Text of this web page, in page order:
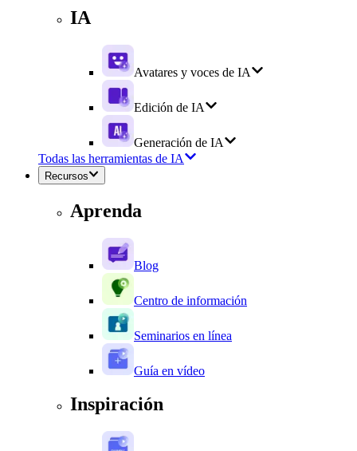
IA
Avatares y voces de IA
Edición de IA
Generación de IA
Todas las herramientas de IA
Recursos
Aprenda
Blog
Centro de información
Seminarios en línea
Guía en vídeo
Inspiración